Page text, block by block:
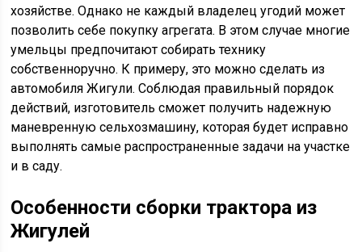
хозяйстве. Однако не каждый владелец угодий может
позволить себе покупку агрегата. В этом случае многие
умельцы предпочитают собирать технику
собственноручно. К примеру, это можно сделать из
автомобиля Жигули. Соблюдая правильный порядок
действий, изготовитель сможет получить надежную
маневренную сельхозмашину, которая будет исправно
выполнять самые распространенные задачи на участке
и в саду.
Особенности сборки трактора из
Жигулей